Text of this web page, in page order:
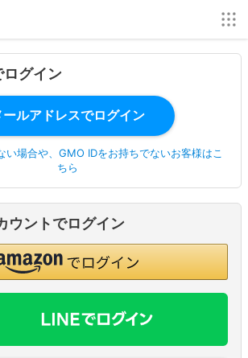
ログイン
い場合や、GMO IDをお持ちでないお客様はこ
ちら
ウントでログイン